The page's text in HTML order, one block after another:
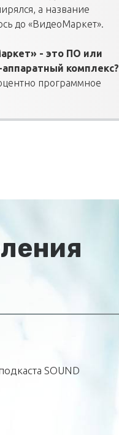
а название
до «ВидеоМаркет».
- это ПО или
комплекс?
программное
SOUND